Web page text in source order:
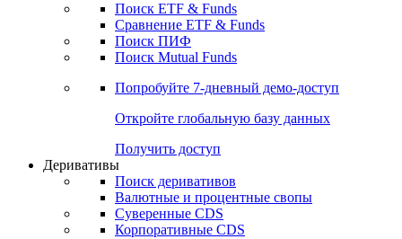
Поиск ETF & Funds
Сравнение ETF & Funds
Поиск ПИФ
Поиск Mutual Funds
Попробуйте 7-дневный демо-доступ
Откройте глобальную базу данных
Получить доступ
Деривативы
Поиск деривативов
Валютные и процентные свопы
Суверенные CDS
Корпоративные CDS